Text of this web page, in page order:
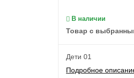
В наличии
Товар с
Дети 01
Подробное